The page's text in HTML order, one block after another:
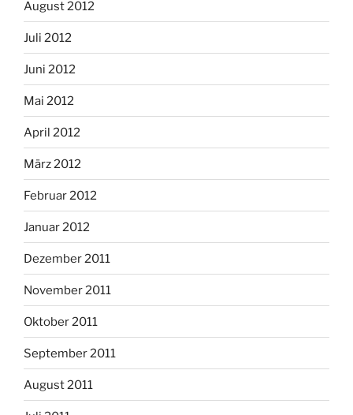
August 2012
Juli 2012
Juni 2012
Mai 2012
April 2012
März 2012
Februar 2012
Januar 2012
Dezember 2011
November 2011
Oktober 2011
September 2011
August 2011